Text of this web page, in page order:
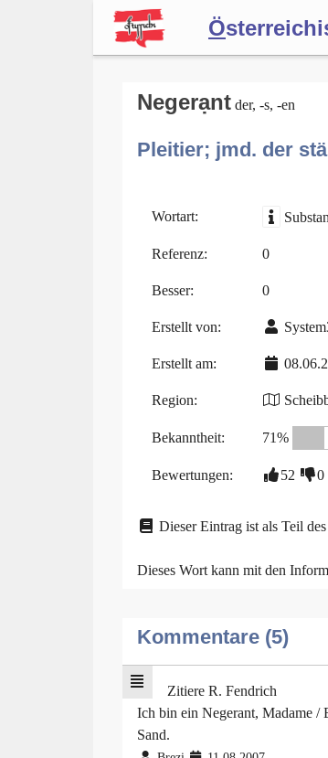
Ö
Forum
Blog
Negerạnt der, -s, -en
Pleitier; jmd. der
Wortart:
Referenz: 0
Besser: 0
Erstellt von:
Erstellt am:
Region:
Bekanntheit: 71%
Bewertungen: 52 0
Dieser Eintrag ist als Teil
Dieses Wort kann mit den
Kommentare (5)
Zitiere R. Fendrich
Ich bin ein Negerant, Madame /
Sand.